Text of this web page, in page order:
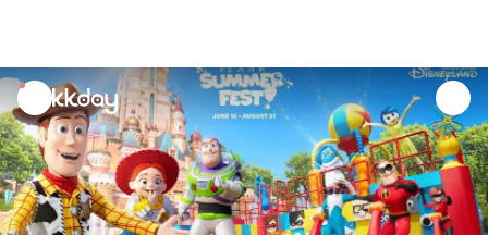
unread
notifications